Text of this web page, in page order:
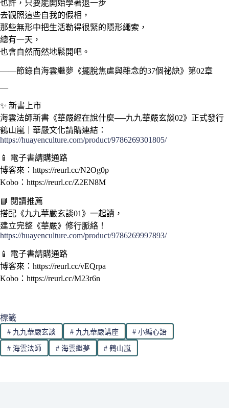
也許，只要能開始學著退一步
去觀照這些自我的假相，
那些無形中把生活勒得很緊的隱形繩索，
總有一天，
也會自然而然地鬆開吧。
——節錄自海雲繼夢《擺脫焦慮與雜念的37個祕訣》第02章
—
✨ 新書上市
海雲法師新書《華嚴經在說什麼──九九華嚴玄談02》正式發行
鶴山嵐｜華嚴文化請購連結：
https://huayenculture.com/product/9786269301805/
📱 電子書請購通路
博客來：https://reurl.cc/N2Og0p
Kobo：https://reurl.cc/Z2EN8M
📘 閱讀推薦
搭配《九九華嚴玄談01》一起讀，
建立完整《華嚴》修行脈絡！
https://huayenculture.com/product/9786269997893/
📱 電子書請購通路
博客來：https://reurl.cc/vEQrpa
Kobo：https://reurl.cc/M23r6n
標籤
#九九華嚴玄談 #九九華嚴講座 # 小編心語
#海雲法師 #海雲繼夢 # 鶴山嵐